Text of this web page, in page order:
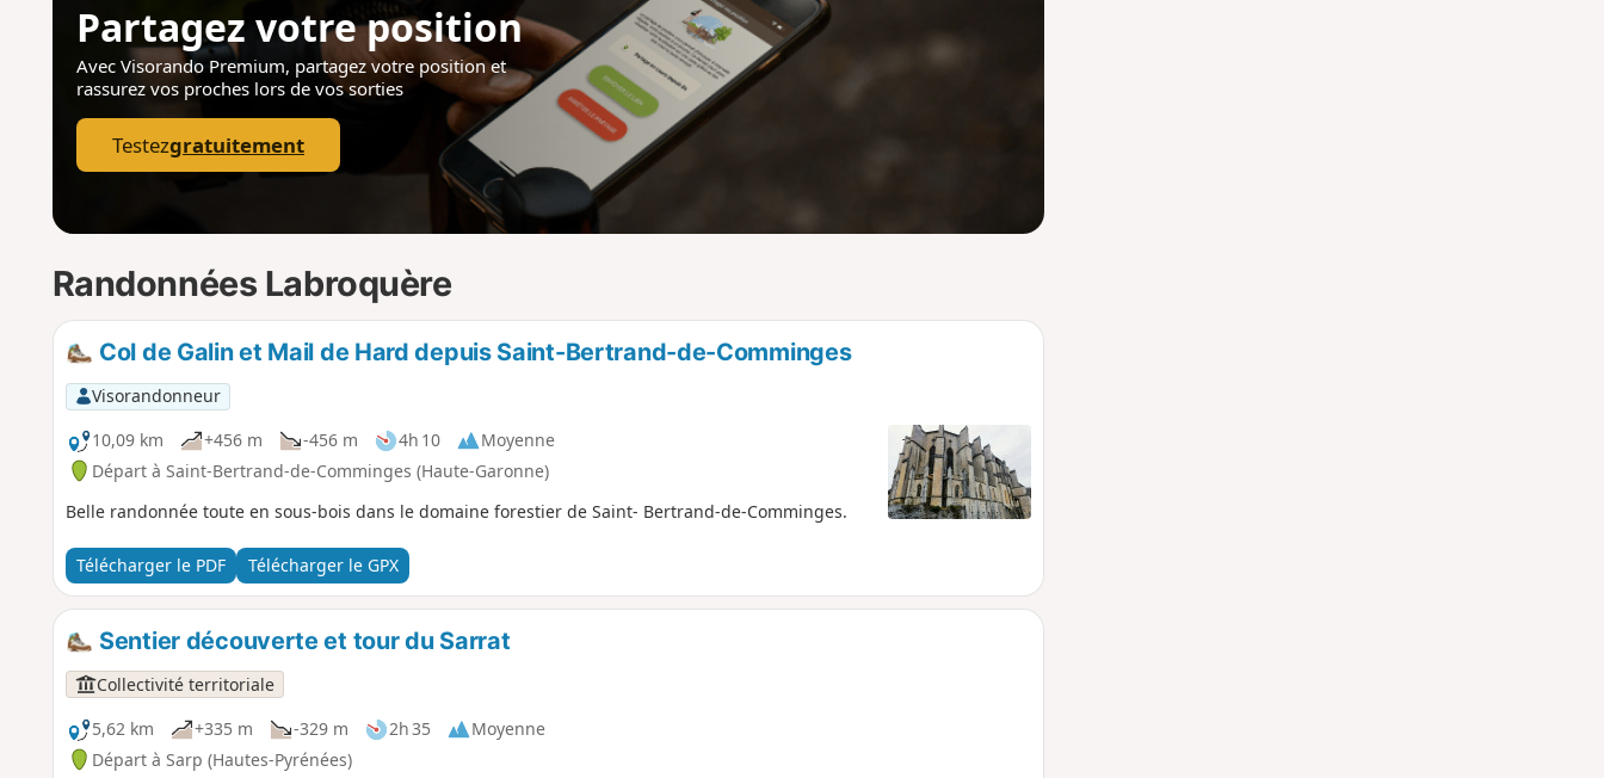
Partagez votre position
Avec Visorando Premium, partagez votre positionet
rassurez vos proches lors de vos sorties
Testezgratuitement
Randonnées Labroquère
Col de Galin et Mail de Hard depuis Saint-Bertrand-de-Comminges
Visorandonneur
10,09 km
+456 m -456 m 4h 10
Moyenne
Départ à Saint-Bertrand-de-Comminges (Haute-Garonne)
Belle randonnée toute en sous-bois dans le domaine forestier de Saint- Bertrand-de-Comminges.
Télécharger le PDF Télécharger le GPX
Sentier découverte et tour du Sarrat
Collectivité territoriale
5,62 km
+335 m -329 m 2h 35
Moyenne
Départ à Sarp (Hautes-Pyrénées)